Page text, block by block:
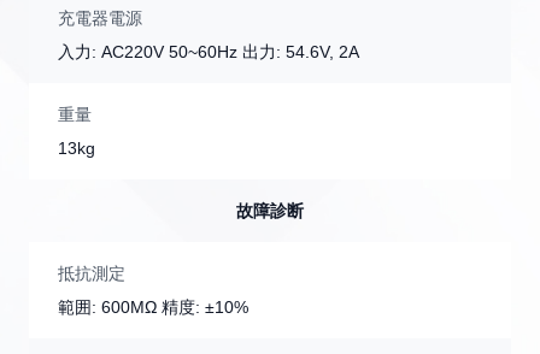
充電器電源
入力: AC220V 50~60Hz 出力: 54.6V, 2A
重量
13kg
故障診断
抵抗測定
範囲: 600MΩ 精度: ±10%